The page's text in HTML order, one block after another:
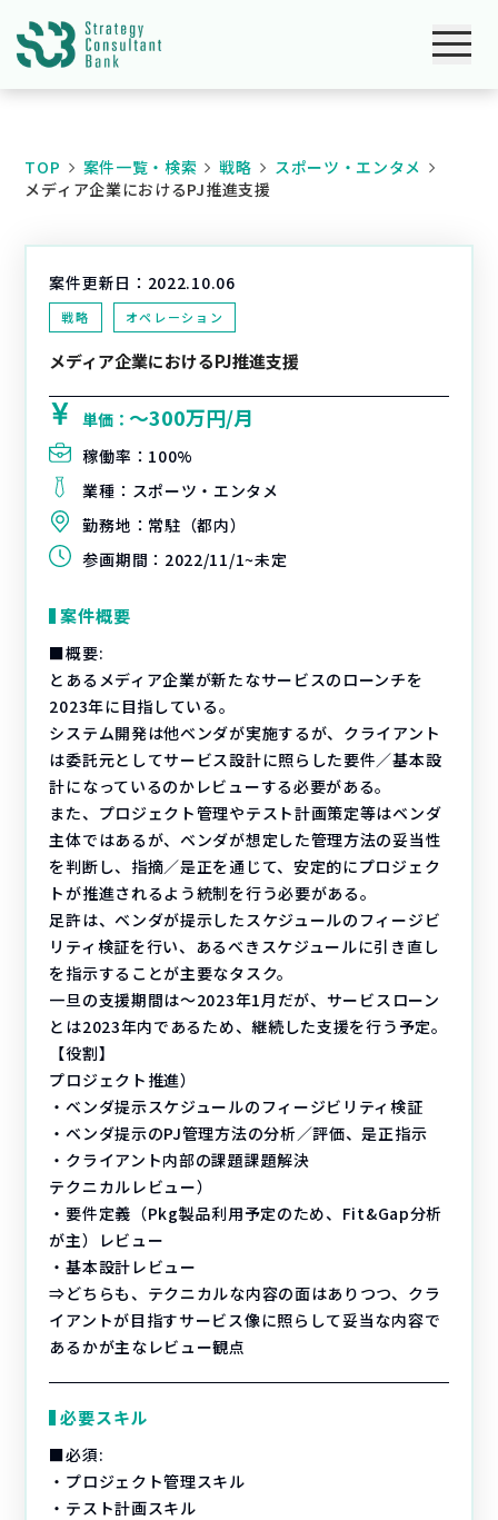
TOP 案件一覧・検索 戦略
スポーツ・エンタメ
メディア企業におけるPJ推進支援
案件更新日： 2022.10.06
戦略 オペレーション
メディア企業におけるPJ推進支援
単価：〜300万円/月
稼働率： 100%
業種： スポーツ・エンタメ
勤務地： 常駐（都内）
参画期間： 2022/11/1~未定
案件概要
■概要:
とあるメディア企業が新たなサービスのローンチを
2023年に目指している。
システム開発は他ベンダが実施するが、クライアント
は委託元としてサービス設計に照らした要件／基本設
計になっているのかレビューする必要がある。
また、プロジェクト管理やテスト計画策定等はベンダ
主体ではあるが、ベンダが想定した管理方法の妥当性
を判断し、指摘／是正を通じて、安定的にプロジェク
トが推進されるよう統制を行う必要がある。
足許は、ベンダが提示したスケジュールのフィージビ
リティ検証を行い、あるべきスケジュールに引き直し
を指示することが主要なタスク。
一旦の支援期間は～2023年1月だが、サービスローン
とは2023年内であるため、継続した支援を行う予定。
【役割】
プロジェクト推進）
・ベンダ提示スケジュールのフィージビリティ検証
・ベンダ提示のPJ管理方法の分析／評価、是正指示
・クライアント内部の課題課題解決
テクニカルレビュー）
・要件定義（Pkg製品利用予定のため、Fit&Gap分析
が主）レビュー
・基本設計レビュー
⇒どちらも、テクニカルな内容の面はありつつ、クラ
イアントが目指すサービス像に照らして妥当な内容で
あるかが主なレビュー観点
必要スキル
■必須:
・プロジェクト管理スキル
・テスト計画スキル